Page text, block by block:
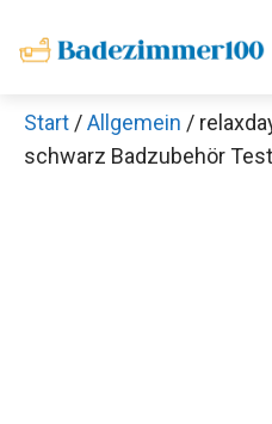
Inhalt
Start /Allgemein /
schwarz Badzubehör Test